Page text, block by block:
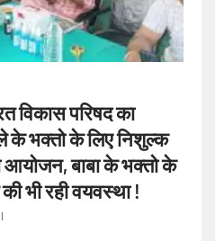
विकास परिषद का
के भक्तो के लिए निशुल्क
आयोजन, बाबा के भक्तो के
भी रही वयवस्था !